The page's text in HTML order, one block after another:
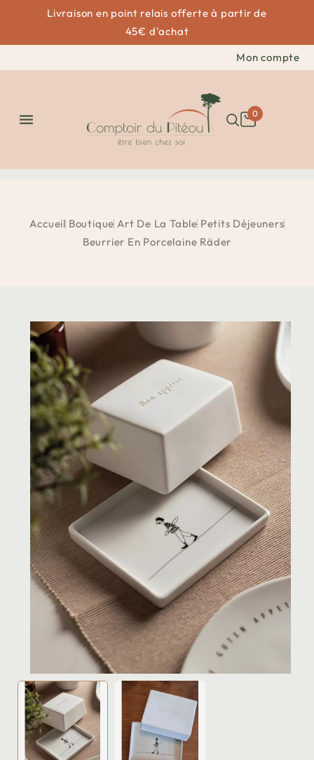
Livraison en point relais offerte à partir de
45€ d'achat
Mon compte
 0
Accueil Boutique Art De La Table Petits Déjeuners
Beurrier En Porcelaine Räder